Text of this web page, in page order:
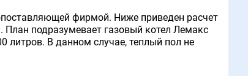
фирмой. Ниже приведен расчет
подразумевает газовый котел Лемакс
литров. В данном случае, теплый пол не